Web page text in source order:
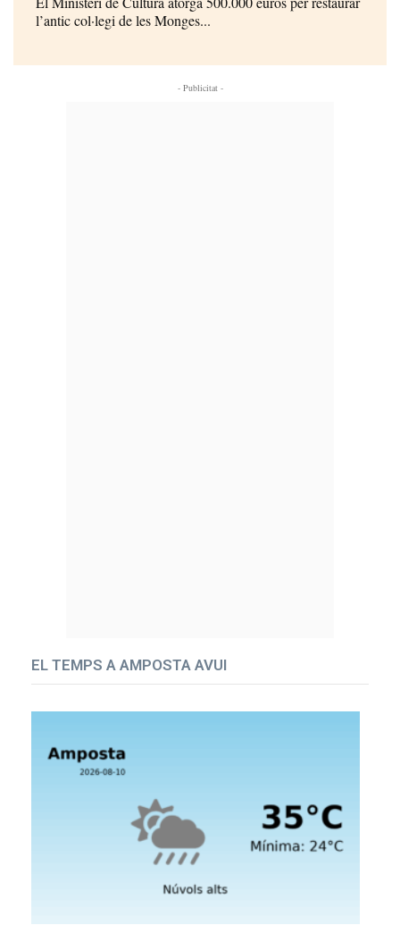
l’antic col·legi de les Monges...
- Publicitat -
EL TEMPS A AMPOSTA AVUI